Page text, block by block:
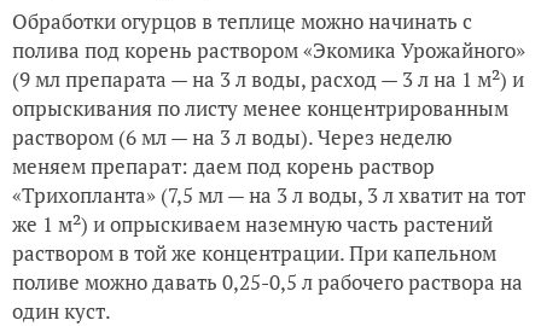
Обработки огурцов в теплице можно начинать с
полива под корень раствором «Экомика Урожайного»
(9 мл препарата — на 3 л воды, расход — 3 л на 1 м²) и
опрыскивания по листу менее концентрированным
раствором (6 мл — на 3 л воды). Через неделю
меняем препарат: даем под корень раствор
«Трихопланта» (7,5 мл — на 3 л воды, 3 л хватит на тот
же 1 м²) и опрыскиваем наземную часть растений
раствором в той же концентрации. При капельном
поливе можно давать 0,25-0,5 л рабочего раствора на
один куст.